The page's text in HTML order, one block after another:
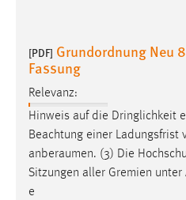
[PDF] Grundordnung Neu
Fassung
Relevanz:
Hinweis auf die Dringlichkeit
Beachtung einer Ladungsfrist
anberaumen. (3) Die
Sitzungen aller Gremien
e